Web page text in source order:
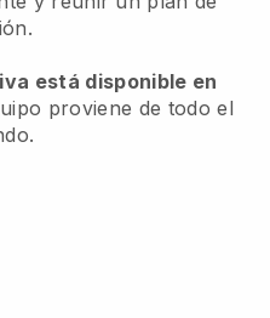
está disponible en
proviene de todo el